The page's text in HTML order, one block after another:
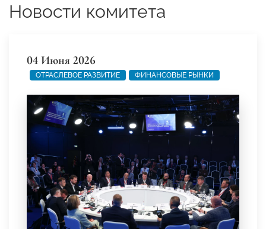
Новости комитета
04 Июня 2026
ОТРАСЛЕВОЕ РАЗВИТИЕ ФИНАНСОВЫЕ РЫНКИ